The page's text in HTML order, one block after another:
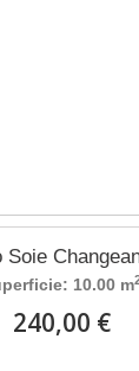
Soie
10.00 m
240,00 €